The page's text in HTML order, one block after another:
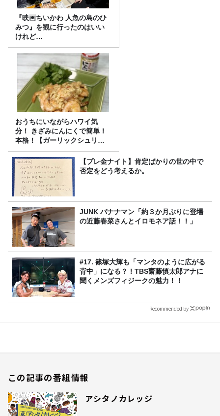
『映画ちいかわ 人魚の島のひ
みつ』を観に行ったのはいい
けれど…
おうちにいながらハワイ気
分！ きざみにんにくで簡単！
本格！【ガーリックシュリン
プ】 桃屋のかんたんレシピ
【プレ金ナイト】肯定ばかりの世の中で
否定をどう考えるか。
JUNK バナナマン「約３か月ぶりに登場
の近藤春菜さんとイロモネア話！！」
#17. 篠塚大輝も「マンタのように広がる
背中」になる？！TBS齋藤慎太郎アナに
聞くメンズフィジークの魅力！！
Recommended by
この記事の番組情報
アシタノカレッジ